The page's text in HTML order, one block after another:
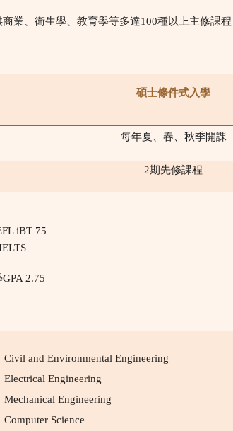
商業、衛生學、教育學等多達100種以上主修課程
碩士條件式入學
每年夏、春、秋季開課
2期先修課程
iBT 75
GPA 2.75
Civil and Environmental Engineering
Electrical Engineering
Mechanical Engineering
Computer Science